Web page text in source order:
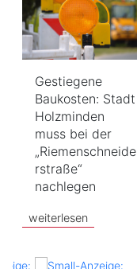
Gestiegene
Baukosten: Stadt
Holzminden
muss bei der
„Riemenschneide
rstraße“
nachlegen
weiterlesen